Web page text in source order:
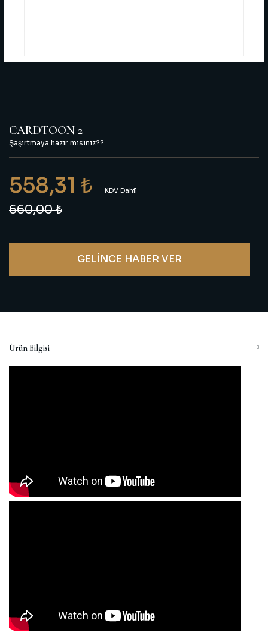
CARDTOON 2
Şaşırtmaya hazır mısınız??
558,31 ₺
660,00 ₺
KDV Dahil
GELİNCE HABER VER
Ürün Bilgisi